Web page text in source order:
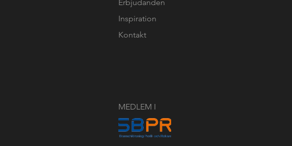
Erbjudanden
Inspiration
Kontakt
MEDLEM I